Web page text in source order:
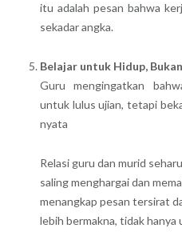
itu adalah pesan bahwa
sekadar angka.
Belajar untuk Hidup,
Guru mengingatkan
untuk lulus ujian, tetapi
nyata
Relasi guru dan murid
saling menghargai dan
menangkap pesan tersirat
lebih bermakna, tidak